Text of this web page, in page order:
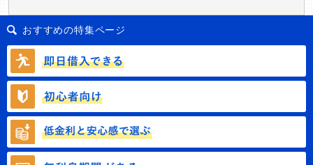
おすすめの特集ページ